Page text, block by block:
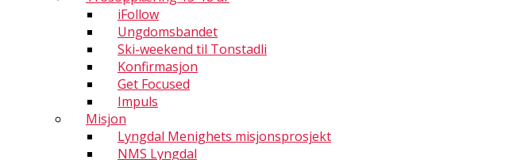
iFollow
Ungdomsbandet
Ski-weekend til Tonstadli
Konfirmasjon
Get Focused
Impuls
Misjon
Lyngdal Menighets misjonsprosjekt
NMS Lyngdal